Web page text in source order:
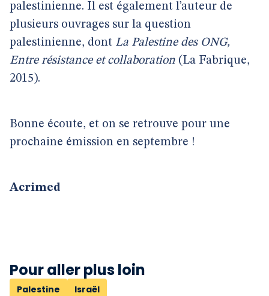
palestinienne. Il est également l’auteur de
plusieurs ouvrages sur la question
palestinienne, dont La Palestine des ONG,
Entre résistance et collaboration (La Fabrique,
2015).
Bonne écoute, et on se retrouve pour une
prochaine émission en septembre !
Acrimed
Pour aller plus loin
Palestine
Israël